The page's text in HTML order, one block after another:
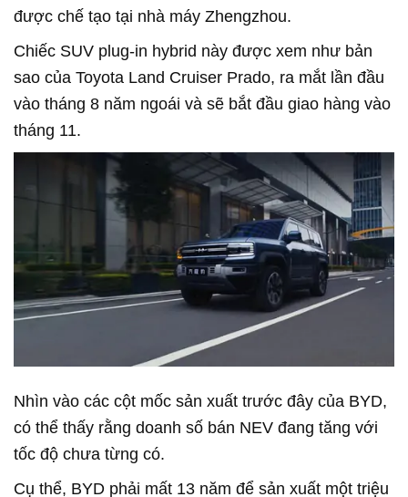
được chế tạo tại nhà máy Zhengzhou.
Chiếc SUV plug-in hybrid này được xem như bản
sao của Toyota Land Cruiser Prado, ra mắt lần đầu
vào tháng 8 năm ngoái và sẽ bắt đầu giao hàng vào
tháng 11.
Nhìn vào các cột mốc sản xuất trước đây của BYD,
có thể thấy rằng doanh số bán NEV đang tăng với
tốc độ chưa từng có.
Cụ thể, BYD phải mất 13 năm để sản xuất một triệu